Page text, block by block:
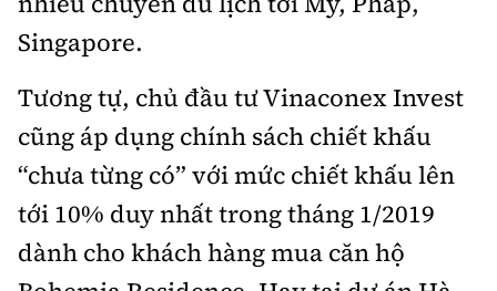
Singapore.
Tương tự, chủ đầu tư Vinaconex Invest
cũng áp dụng chính sách chiết khấu
“chưa từng có” với mức chiết khấu lên
tới 10% duy nhất trong tháng 1/2019
dành cho khách hàng mua căn hộ